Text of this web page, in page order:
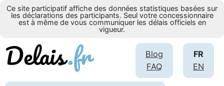
Ce site participatif affiche des données statistiques basées sur
les déclarations des participants. Seul votre concessionnaire
est à même de vous communiquer les délais officiels en
vigueur.
FR
EN
Blog
FAQ